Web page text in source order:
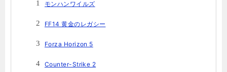
モンハンワイルズ
FF14 黄金のレガシー
Forza Horizon 5
Counter-Strike 2